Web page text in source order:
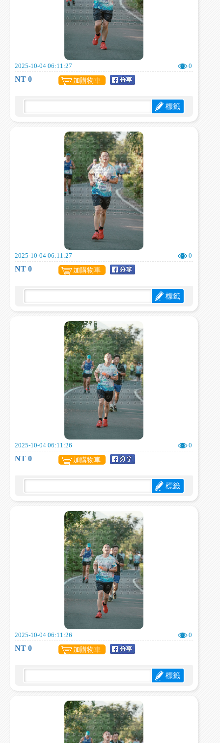
2025-10-04 06:11:27 0
NT 0 加購物車
標籤
2025-10-04 06:11:27 0
NT 0 加購物車
標籤
2025-10-04 06:11:26 0
NT 0 加購物車
標籤
2025-10-04 06:11:26 0
NT 0 加購物車
標籤